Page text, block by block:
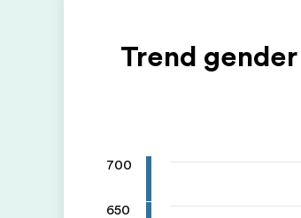
Trend gender
700
650